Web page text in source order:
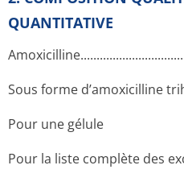
QUANTITATIVE
Sous forme d’amoxicilline
Pour une gélule
Pour la liste complète des